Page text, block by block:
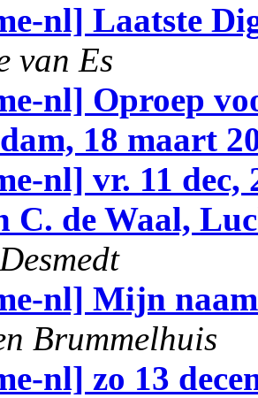
nl] Laatste
van Es
nl] Oproep
18 maart
nl] vr. 11 dec,
C. de Waal,
nl] Mijn
Brummelhuis
nl] zo 13